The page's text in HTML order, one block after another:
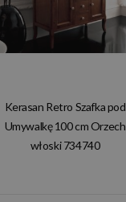
Kerasan Retro Szafka pod
Umywalkę 100 cm Orzech
włoski 734740